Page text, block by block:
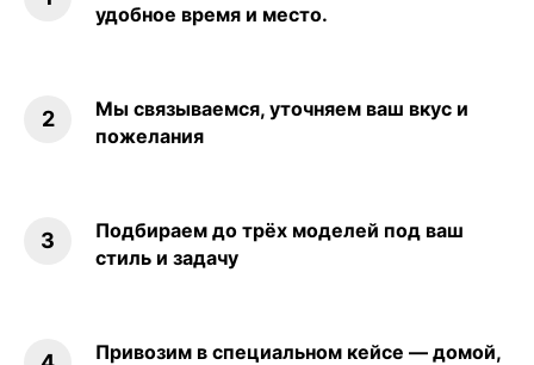
удобное время и место.
Мы связываемся, уточняем ваш вкус и
пожелания
Подбираем до трёх моделей под ваш
стиль и задачу
Привозим в специальном кейсе — домой,